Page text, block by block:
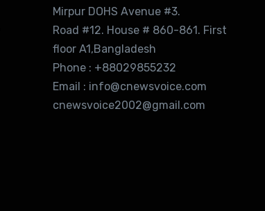
Mirpur DOHS Avenue #3.
Road #12. House # 860-861. First
floor A1,Bangladesh
Phone : +88029855232
Email : info@cnewsvoice.com
cnewsvoice2002@gmail.com